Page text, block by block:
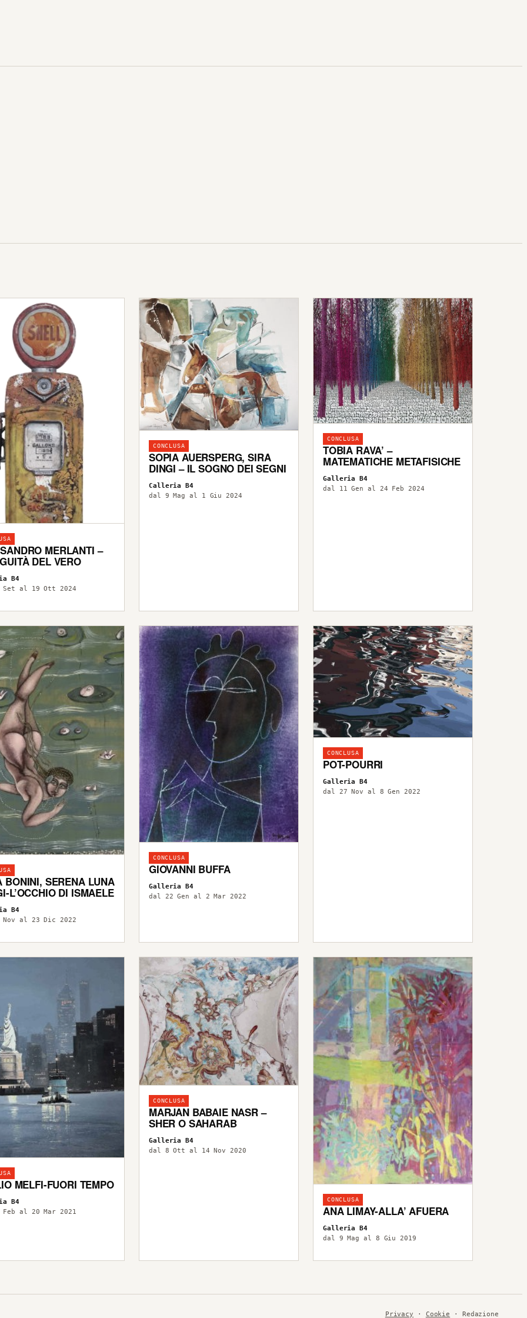
MERLANTI –
DEL VERO
B4
Set al 19 Ott 2024
CONCLUSA
SOPIA AUERSPERG, SIRA
DINGI – IL SOGNO DEI SEGNI
Calleria B4
dal 9 Mag al 1 Giu 2024
CONCLUSA
TOBIA RAVA’ –
MATEMATICHE METAFISICHE
Galleria B4
dal 11 Gen al 24 Feb 2024
BONINI, SERENA LUNA
L’OCCHIO DI ISMAELE
B4
al 23 Dic 2022
CONCLUSA
GIOVANNI BUFFA
Galleria B4
dal 22 Gen al 2 Mar 2022
CONCLUSA
POT-POURRI
Galleria B4
dal 27 Nov al 8 Gen 2022
MELFI-FUORI TEMPO
B4
al 20 Mar 2021
CONCLUSA
MARJAN BABAIE NASR –
SHER O SAHARAB
Galleria B4
dal 8 Ott al 14 Nov 2020
CONCLUSA
ANA LIMAY-ALLA’ AFUERA
Galleria B4
dal 9 Mag al 8 Giu 2019
Privacy · Cookie · Redazione